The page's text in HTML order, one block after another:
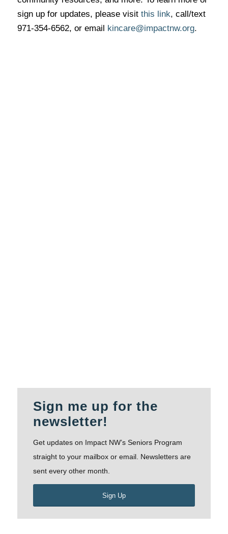
sign up for updates, please visit this link, call/text
971-354-6562, or email kincare@impactnw.org.
Sign me up for the
newsletter!
Get updates on Impact NW’s Seniors Program
straight to your mailbox or email. Newsletters are
sent every other month.
Sign Up